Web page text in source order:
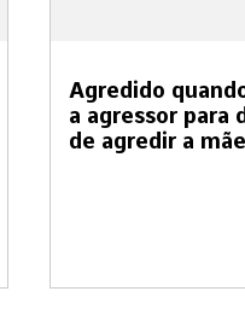
Agredido
a agressor para
de agredir a mãe